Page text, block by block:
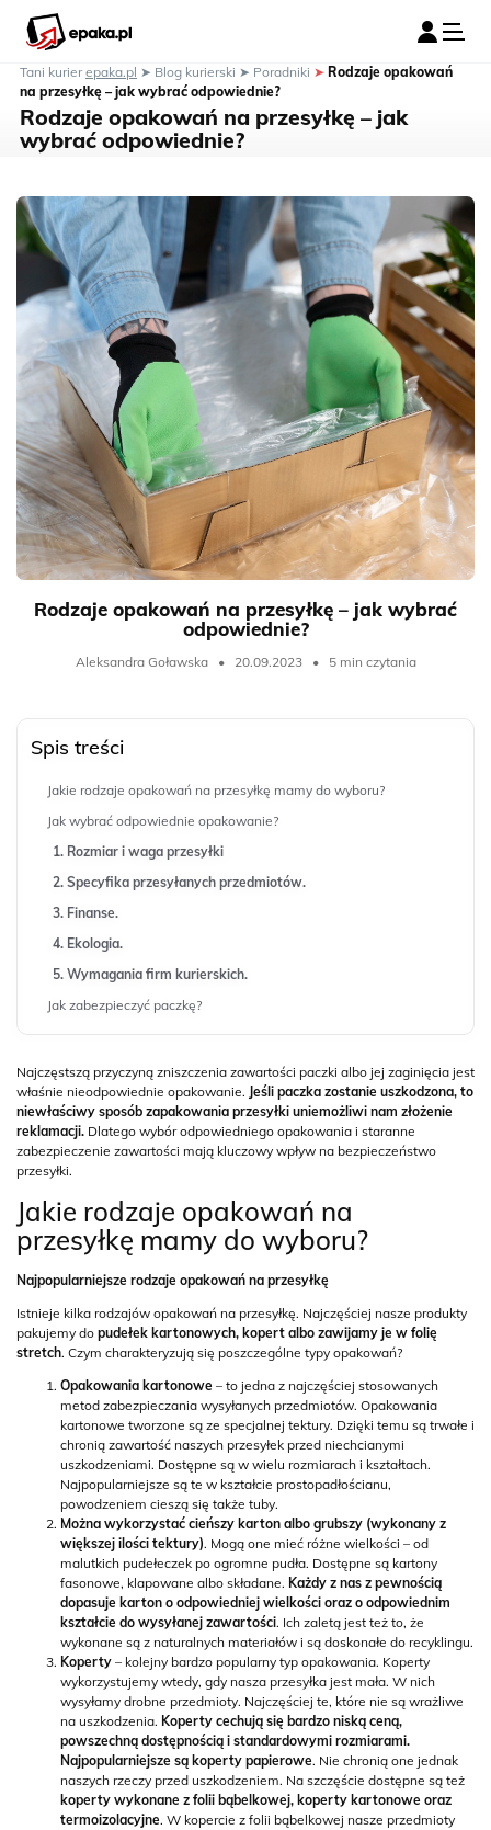
Tani kurierepaka.pl ➤ Blog kurierski ➤ Poradniki ➤ Rodzaje opakowań
na przesyłkę – jak wybrać odpowiednie?
Rodzaje opakowań na przesyłkę – jak
wybrać odpowiednie?
Rodzaje opakowań na przesyłkę – jak wybrać
odpowiednie?
Aleksandra Goławska • 20.09.2023 • 5 min czytania
Spis treści
Jakie rodzaje opakowań na przesyłkę mamy do wyboru?
Jak wybrać odpowiednie opakowanie?
1. Rozmiar i waga przesyłki
2. Specyfika przesyłanych przedmiotów.
3. Finanse.
4. Ekologia.
5. Wymagania firm kurierskich.
Jak zabezpieczyć paczkę?
Najczęstszą przyczyną zniszczenia zawartości paczki albo jej zaginięcia jest
właśnie nieodpowiednie opakowanie. Jeśli paczka zostanie uszkodzona, to
niewłaściwy sposób zapakowania przesyłki uniemożliwi nam złożenie
reklamacji. Dlatego wybór odpowiedniego opakowania i staranne
zabezpieczenie zawartości mają kluczowy wpływ na bezpieczeństwo
przesyłki.
Jakie rodzaje opakowań na
przesyłkę mamy do wyboru?
Najpopularniejsze rodzaje opakowań na przesyłkę
Istnieje kilka rodzajów opakowań na przesyłkę. Najczęściej nasze produkty
pakujemy do pudełek kartonowych, kopert albo zawijamy je w folię
stretch. Czym charakteryzują się poszczególne typy opakowań?
Opakowania kartonowe – to jedna z najczęściej stosowanych
metod zabezpieczania wysyłanych przedmiotów. Opakowania
kartonowe tworzone są ze specjalnej tektury. Dzięki temu są trwałe i
chronią zawartość naszych przesyłek przed niechcianymi
uszkodzeniami. Dostępne są w wielu rozmiarach i kształtach.
Najpopularniejsze są te w kształcie prostopadłościanu,
powodzeniem cieszą się także tuby.
Można wykorzystać cieńszy karton albo grubszy (wykonany z
większej ilości tektury). Mogą one mieć różne wielkości – od
malutkich pudełeczek po ogromne pudła. Dostępne są kartony
fasonowe, klapowane albo składane. Każdy z nas z pewnością
dopasuje karton o odpowiedniej wielkości oraz o odpowiednim
kształcie do wysyłanej zawartości. Ich zaletą jest też to, że
wykonane są z naturalnych materiałów i są doskonałe do recyklingu.
Koperty – kolejny bardzo popularny typ opakowania. Koperty
wykorzystujemy wtedy, gdy nasza przesyłka jest mała. W nich
wysyłamy drobne przedmioty. Najczęściej te, które nie są wrażliwe
na uszkodzenia. Koperty cechują się bardzo niską ceną,
powszechną dostępnością i standardowymi rozmiarami.
Najpopularniejsze są koperty papierowe. Nie chronią one jednak
naszych rzeczy przed uszkodzeniem. Na szczęście dostępne są też
koperty wykonane z folii bąbelkowej, koperty kartonowe oraz
termoizolacyjne. W kopercie z folii bąbelkowej nasze przedmioty